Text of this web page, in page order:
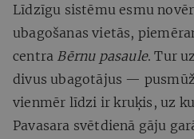
Līdzīgu sistēmu esmu
ubagošanas vietās,
centra Bērnu pasaule. Tur
divus ubagotājus —
vienmēr līdzi ir kruķis, uz
Pavasara svētdienā gāju